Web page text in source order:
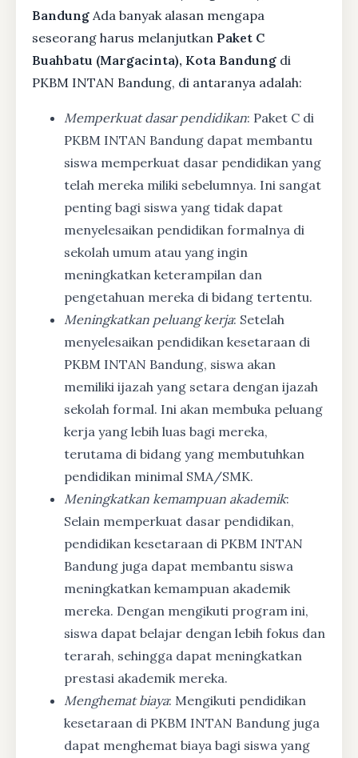
Bandung Ada banyak alasan mengapa
seseorang harus melanjutkan Paket C
Buahbatu (Margacinta), Kota Bandung di
PKBM INTAN Bandung, di antaranya adalah:
Memperkuat dasar pendidikan: Paket C di
PKBM INTAN Bandung dapat membantu
siswa memperkuat dasar pendidikan yang
telah mereka miliki sebelumnya. Ini sangat
penting bagi siswa yang tidak dapat
menyelesaikan pendidikan formalnya di
sekolah umum atau yang ingin
meningkatkan keterampilan dan
pengetahuan mereka di bidang tertentu.
Meningkatkan peluang kerja: Setelah
menyelesaikan pendidikan kesetaraan di
PKBM INTAN Bandung, siswa akan
memiliki ijazah yang setara dengan ijazah
sekolah formal. Ini akan membuka peluang
kerja yang lebih luas bagi mereka,
terutama di bidang yang membutuhkan
pendidikan minimal SMA/SMK.
Meningkatkan kemampuan akademik:
Selain memperkuat dasar pendidikan,
pendidikan kesetaraan di PKBM INTAN
Bandung juga dapat membantu siswa
meningkatkan kemampuan akademik
mereka. Dengan mengikuti program ini,
siswa dapat belajar dengan lebih fokus dan
terarah, sehingga dapat meningkatkan
prestasi akademik mereka.
Menghemat biaya: Mengikuti pendidikan
kesetaraan di PKBM INTAN Bandung juga
dapat menghemat biaya bagi siswa yang